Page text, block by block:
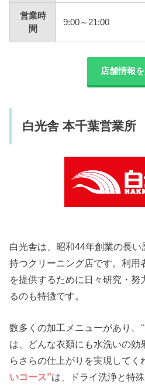
営業時
間
9:00～21:00
店舗情報
白光舎 本千葉営業所
白光舎は、昭和44年創業の長
持つクリーニング店です。利用
を提供するために日々研究・努
るのも特徴です。
数多くの加工メニューがあり、
は、どんな衣類にも水洗いの効
らさらの仕上がりを実現してく
いコース”は、ドライ洗浄と特